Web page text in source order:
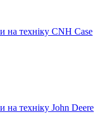
на техніку CNH Case
на техніку John Deere